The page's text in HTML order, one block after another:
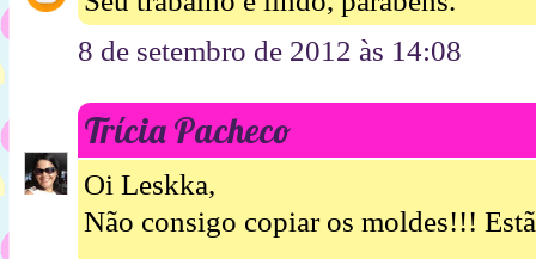
8 de setembro de 2012 às 14:08
Trícia Pacheco
Oi Leskka,
Não consigo copiar os moldes!!!